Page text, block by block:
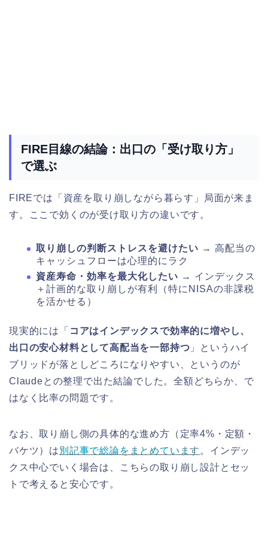
FIRE目線の結論：出口の「受け取り方」
で選ぶ
FIREでは「資産を取り崩しながら暮らす」局面が来ま
す。ここで効くのが受け取り方の違いです。
取り崩しの判断ストレスを避けたい → 高配当の
キャッシュフローは心理的にラク
資産寿命・効率を最大化したい → インデックス
＋計画的な取り崩しが有利（特にNISAの非課税
を活かせる）
現実的には「 コアはインデックスで効率的に増やし、
出口の安心材料として高配当を一部持つ 」というハイ
ブリッドが落としどころになりやすい、というのが
Claudeとの整理で出た結論でした。全額どちらか、で
はなく比率の問題です。
なお、取り崩し側の具体的な進め方（定率4%・定額・
バケツ）は 別記事で総論をまとめています。インデッ
クス中心でいく場合は、こちらの取り崩し設計とセッ
トで考えると安心です。